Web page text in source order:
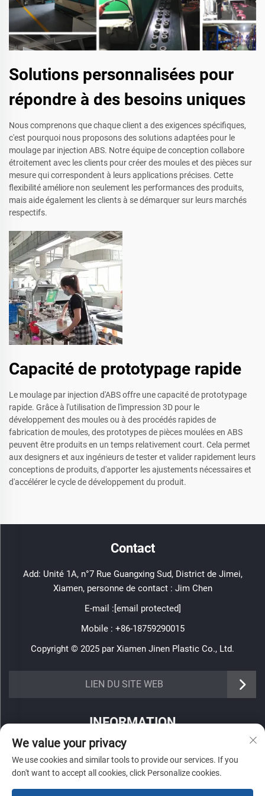
Solutions personnalisées pour
répondre à des besoins uniques
Nous comprenons que chaque client a des exigences spécifiques,
c'est pourquoi nous proposons des solutions adaptées pour le
moulage par injection ABS. Notre équipe de conception collabore
étroitement avec les clients pour créer des moules et des pièces sur
mesure qui correspondent à leurs applications précises. Cette
flexibilité améliore non seulement les performances des produits,
mais aide également les clients à se démarquer sur leurs marchés
respectifs.
Capacité de prototypage rapide
Le moulage par injection d'ABS offre une capacité de prototypage
rapide. Grâce à l'utilisation de l'impression 3D pour le
développement des moules ou à des procédés rapides de
fabrication de moules, des prototypes de pièces moulées en ABS
peuvent être produits en un temps relativement court. Cela permet
aux designers et aux ingénieurs de tester et valider rapidement leurs
conceptions de produits, d'apporter les ajustements nécessaires et
d'accélérer le cycle de développement du produit.
Contact
Add: Unité 1A, n°7 Rue Guangxing Sud, District de Jimei,
Xiamen, personne de contact : Jim Chen
E-mail :[email protected]
Mobile : +86-18759290015
Copyright © 2025 par Xiamen Jinen Plastic Co., Ltd.
LIEN DU SITE WEB
https://www.jinenplastic.com/service
https://www.jinenplastic.com/projects
https://www.jinenplastic.com/news
INFORMATION
Inscrivez-vous pour recevoir notre newsletter hebdomadaire
We value your privacy
We use cookies and similar tools to provide our services. If you
don't want to accept all cookies, click Personalize cookies.